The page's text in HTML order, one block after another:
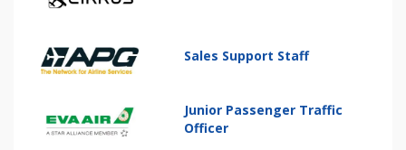
Sales Support Staff
Junior Passenger Traffic
Officer